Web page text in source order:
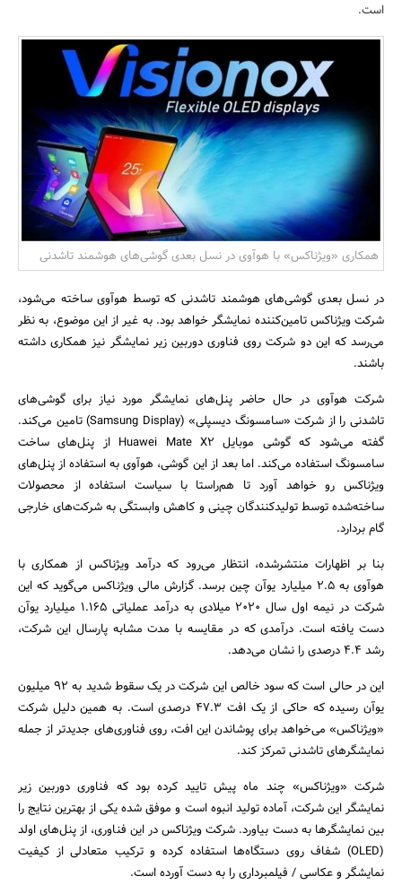
مسکن و ساختمان
جستجو
است.
همکاری «ویژناکس» با هوآوی در نسل بعدی گوشی‌های هوشمند تاشدنی
در نسل بعدی گوشی‌های هوشمند تاشدنی که توسط هوآوی ساخته می‌شود،
شرکت ویژناکس تامین‌کننده‌ نمایشگر خواهد بود. به غیر از این موضوع، به نظر
می‌رسد که این دو شرکت روی فناوری دوربین زیر نمایشگر نیز همکاری داشته
باشند.
شرکت هوآوی در حال حاضر پنل‌های نمایشگر مورد نیاز برای گوشی‌های
تاشدنی را از شرکت «سامسونگ دیسپلی» (Samsung Display) تامین می‌کند.
گفته می‌شود که گوشی موبایل Huawei Mate X2 از پنل‌های ساخت
سامسونگ استفاده می‌کند. اما بعد از این گوشی، هوآوی به استفاده از پنل‌های
ویژناکس رو خواهد آورد تا هم‌راستا با سیاست استفاده از محصولات
ساخته‌شده توسط تولیدکنندگان چینی و کاهش وابستگی به شرکت‌های خارجی
گام بردارد.
بنا بر اظهارات منتشرشده، انتظار می‌رود که درآمد ویژناکس از همکاری با
هوآوی به ۲.۵ میلیارد یوآن چین برسد. گزارش مالی ویژناکس می‌گوید که این
شرکت در نیمه‌ اول سال ۲۰۲۰ میلادی به درآمد عملیاتی ۱.۱۶۵ میلیارد یوآن
دست یافته است. درآمدی که در مقایسه با مدت مشابه پارسال این شرکت،
رشد ۴.۴ درصدی را نشان می‌دهد.
این در حالی است که سود خالص این شرکت در یک سقوط شدید به ۹۲ میلیون
یوآن رسیده که حاکی از یک افت ۴۷.۳ درصدی است. به همین دلیل شرکت
«ویژناکس» می‌خواهد برای پوشاندن این افت، روی فناوری‌های جدیدتر از جمله
نمایشگرهای تاشدنی تمرکز کند.
شرکت «ویژناکس» چند ماه پیش تایید کرده بود که فناوری دوربین زیر
نمایشگر این شرکت، آماده‌ تولید انبوه است و موفق شده یکی از بهترین نتایج را
بین نمایشگرها به دست بیاورد. شرکت ویژناکس در این فناوری، از پنل‌های اولد
(OLED) شفاف روی دستگاه‌ها استفاده کرده و ترکیب متعادلی از کیفیت
نمایشگر و عکاسی / فیلمبرداری را به دست آورده است.